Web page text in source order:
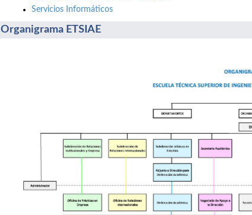
Servicios Informáticos
Organigrama ETSIAE